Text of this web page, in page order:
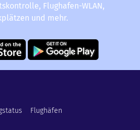
Flughafen-WLAN,
und mehr.
Flughäfen